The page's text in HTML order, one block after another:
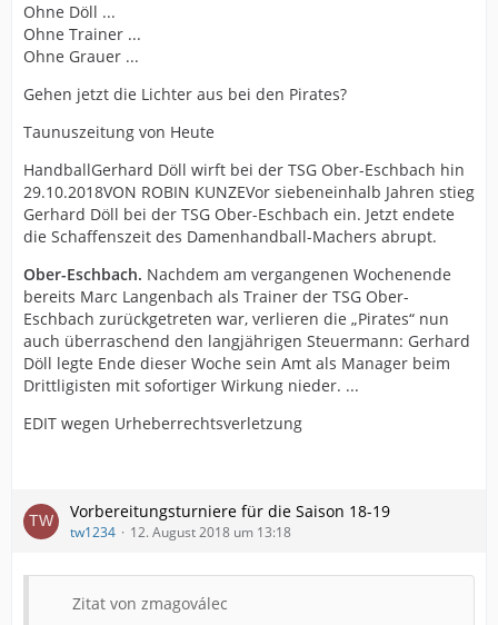
Ohne Döll ...
Ohne Trainer ...
Ohne Grauer ...
Gehen jetzt die Lichter aus bei den Pirates?
Taunuszeitung von Heute
HandballGerhard Döll wirft bei der TSG Ober-Eschbach hin
29.10.2018VON ROBIN KUNZEVor siebeneinhalb Jahren stieg
Gerhard Döll bei der TSG Ober-Eschbach ein. Jetzt endete
die Schaffenszeit des Damenhandball-Machers abrupt.
Ober-Eschbach. Nachdem am vergangenen Wochenende
bereits Marc Langenbach als Trainer der TSG Ober-
Eschbach zurückgetreten war, verlieren die „Pirates“ nun
auch überraschend den langjährigen Steuermann: Gerhard
Döll legte Ende dieser Woche sein Amt als Manager beim
Drittligisten mit sofortiger Wirkung nieder. ...
EDIT wegen Urheberrechtsverletzung
Vorbereitungsturniere für die Saison 18-19
tw1234 12. August 2018 um 13:18
Zitat von zmagoválec